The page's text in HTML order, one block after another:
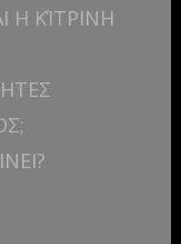
Η ΚΊΤΡΙΝΗ